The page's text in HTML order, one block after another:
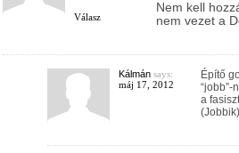
Válasz
Nem kell
nem vezet a
Kálmánsays:
máj 17, 2012
Építő
“jobb”-
a